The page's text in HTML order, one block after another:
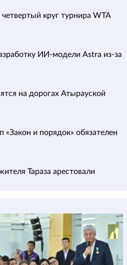
круг турнира WTA
ИИ-модели Astra из-за
на дорогах Атырауской
«Закон и порядок» обязателен
Тараза арестовали